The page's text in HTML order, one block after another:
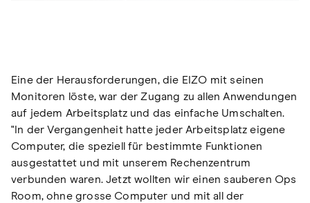
Eine der Herausforderungen, die EIZO mit seinen
Monitoren löste, war der Zugang zu allen Anwendungen
auf jedem Arbeitsplatz und das einfache Umschalten.
"In der Vergangenheit hatte jeder Arbeitsplatz eigene
Computer, die speziell für bestimmte Funktionen
ausgestattet und mit unserem Rechenzentrum
verbunden waren. Jetzt wollten wir einen sauberen Ops
Room, ohne grosse Computer und mit all der